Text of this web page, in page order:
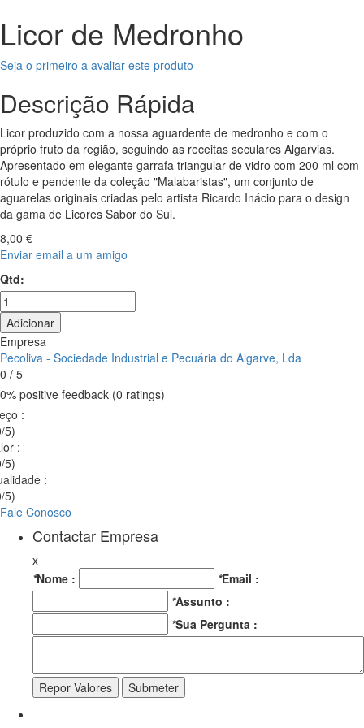
Licor de Medronho
Seja o primeiro a avaliar este produto
Descrição Rápida
Licor produzido com a nossa aguardente de medronho e com o
próprio fruto da região, seguindo as receitas seculares Algarvias.
Apresentado em elegante garrafa triangular de vidro com 200 ml com
rótulo e pendente da coleção "Malabaristas", um conjunto de
aguarelas originais criadas pelo artista Ricardo Inácio para o design
da gama de Licores Sabor do Sul.
8,00 €
Enviar email a um amigo
Qtd:
Adicionar
Empresa
Pecoliva - Sociedade Industrial e Pecuária do Algarve, Lda
0 / 5
0% positive feedback (0 ratings)
:
5)
:
5)
:
5)
Fale Conosco
Contactar Empresa
x
*Nome : *Email :
*Assunto :
*Sua Pergunta :